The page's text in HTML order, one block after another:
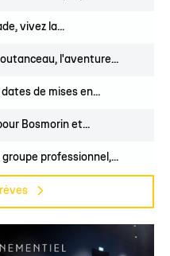
vivez la...
l'aventure...
de mises en...
Bosmorin et...
groupe professionnel,...